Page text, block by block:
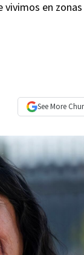
en
See More